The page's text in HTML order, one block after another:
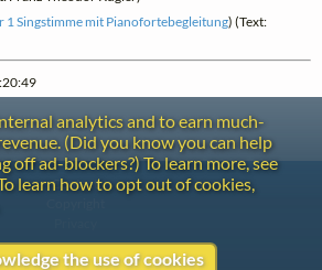
1 Singstimme mit Pianofortebegleitung) (Text:
analytics and to earn much-
(Did you know you can help
off ad-blockers?) To learn more, see
learn how to opt out of cookies,
the use of cookies
Contact